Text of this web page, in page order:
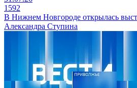
1592
В Нижнем Новгороде открылась
Александра Ступина